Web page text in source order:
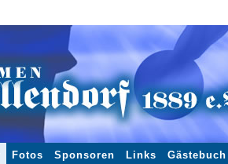
Fotos Sponsoren Links Gästebuch